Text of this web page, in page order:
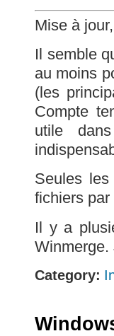
Mise à
Il semble
au moins
(les
Compte
utile
Seules les
fichiers par
Il y a
Winmerge.
Category: